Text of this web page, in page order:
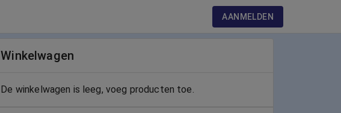
AANMELDEN
Winkelwagen
De winkelwagen is leeg, voeg producten toe.